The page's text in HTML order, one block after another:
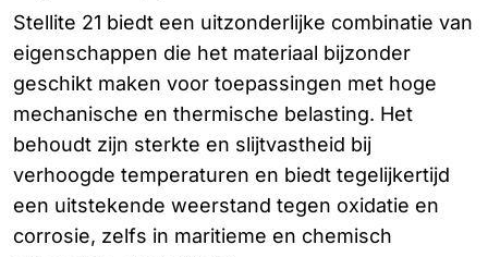
Stellite 21 biedt een uitzonderlijke combinatie van
eigenschappen die het materiaal bijzonder
geschikt maken voor toepassingen met hoge
mechanische en thermische belasting. Het
behoudt zijn sterkte en slijtvastheid bij
verhoogde temperaturen en biedt tegelijkertijd
een uitstekende weerstand tegen oxidatie en
corrosie, zelfs in maritieme en chemisch